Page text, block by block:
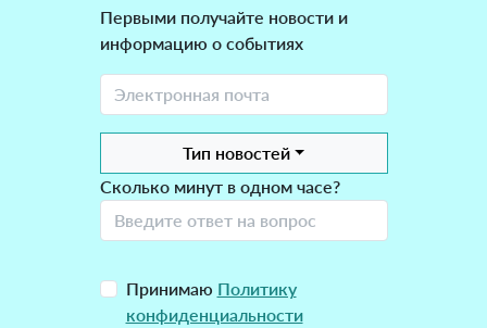
Первыми получайте новости и
информацию о событиях
Тип новостей
Сколько минут в одном часе?
Принимаю Политику
конфиденциальности